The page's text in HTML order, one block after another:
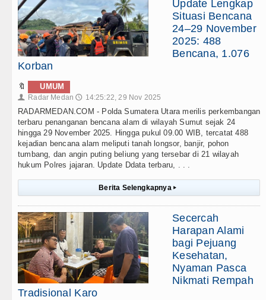
Update Lengkap
Situasi Bencana
24–29 November
2025: 488
Bencana, 1.076
Korban
🔖 UMUM
👤 Radar Medan 🕔 14:25:22, 29 Nov 2025
RADARMEDAN.COM - Polda Sumatera Utara merilis perkembangan
terbaru penanganan bencana alam di wilayah Sumut sejak 24
hingga 29 November 2025. Hingga pukul 09.00 WIB, tercatat 488
kejadian bencana alam meliputi tanah longsor, banjir, pohon
tumbang, dan angin puting beliung yang tersebar di 21 wilayah
hukum Polres jajaran. Update Ddata terbaru, . . .
Berita Selengkapnya ▸
Secercah
Harapan Alami
bagi Pejuang
Kesehatan,
Nyaman Pasca
Nikmati Rempah
Tradisional Karo